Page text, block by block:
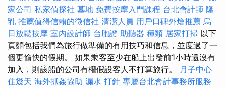
家公司 私家偵探社 墓地 免費按摩入門課程 台北會計師 隆
乳 推薦值得信賴的徵信社 清潔人員 用戶口碑外燴推薦 烏
日放鬆按摩 室內設計師 台胞證 助聽器 種類 居家打掃 以下
頁麵包括我們為旅行做準備的有用技巧和信息，並度過了一
個更愉快的假期。 如果乘客至少在船上出發前1小時還沒有
加入，則該船的公司有權假設客人不打算旅行。 月子中心
住幾天 海外抓姦協助 漏水 打針 專屬台北會計事務所服務